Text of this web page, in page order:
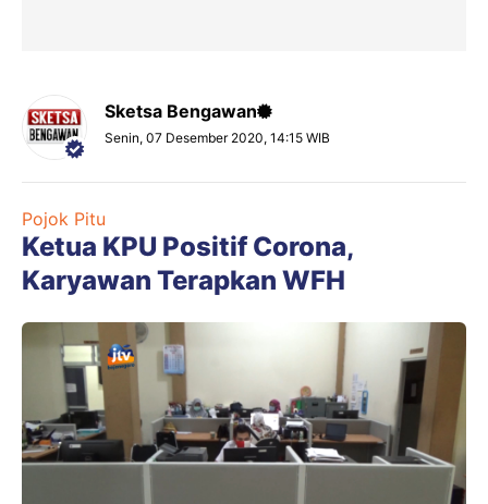
Sketsa Bengawan
Senin, 07 Desember 2020, 14:15 WIB
Pojok Pitu
Ketua KPU Positif Corona,
Karyawan Terapkan WFH